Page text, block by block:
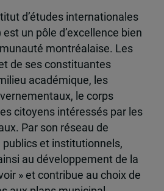
d’études internationales
un pôle d’excellence bien
montréalaise. Les
de ses constituantes
académique, les
le corps
citoyens intéressés par les
Par son réseau de
et institutionnels,
au développement de la
» et contribue au choix de